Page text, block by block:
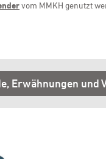
vom MMKH genutzt
Erwähnungen und